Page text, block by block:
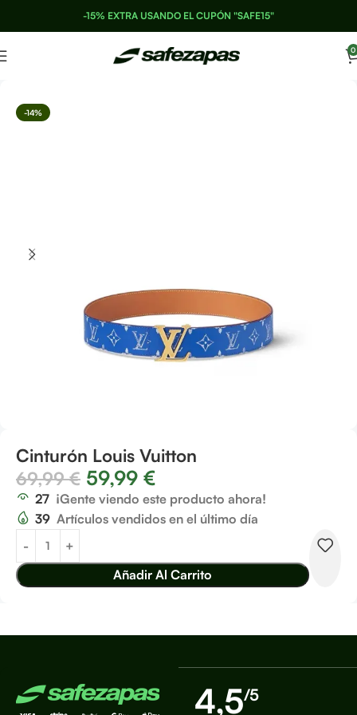
-15% EXTRA USANDO EL CUPÓN "SAFE15"
0
-14%
Cinturón Louis Vuitton
69,99€ 59,99 €
27 ¡Gente viendo este producto ahora!
39 Artículos vendidos en el último día
Añadir Al Carrito
4,5/5